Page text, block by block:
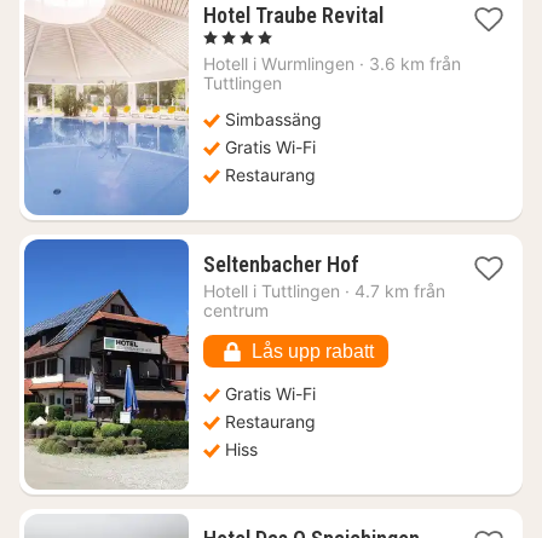
Hotel Traube Revital1
från
, 4 Stjärnor
Hotell i Wurmlingen · 3.6 km från
Tuttlingen
Simbassäng
Gratis Wi-Fi
Restaurang
Seltenbacher Hof1
natt
kr.
Hotell i Tuttlingen · 4.7 km från
centrum
Lås upp rabatt
Gratis Wi-Fi
Restaurang
Hiss